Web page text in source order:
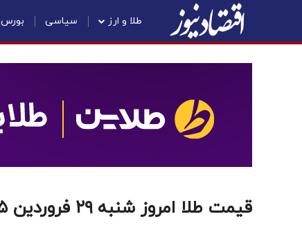
طلا و ارز سیاسی بورس
قیمت طلا امروز شنبه ۲۹ فروردین ۱۴۰۵/ افزایش قیمت